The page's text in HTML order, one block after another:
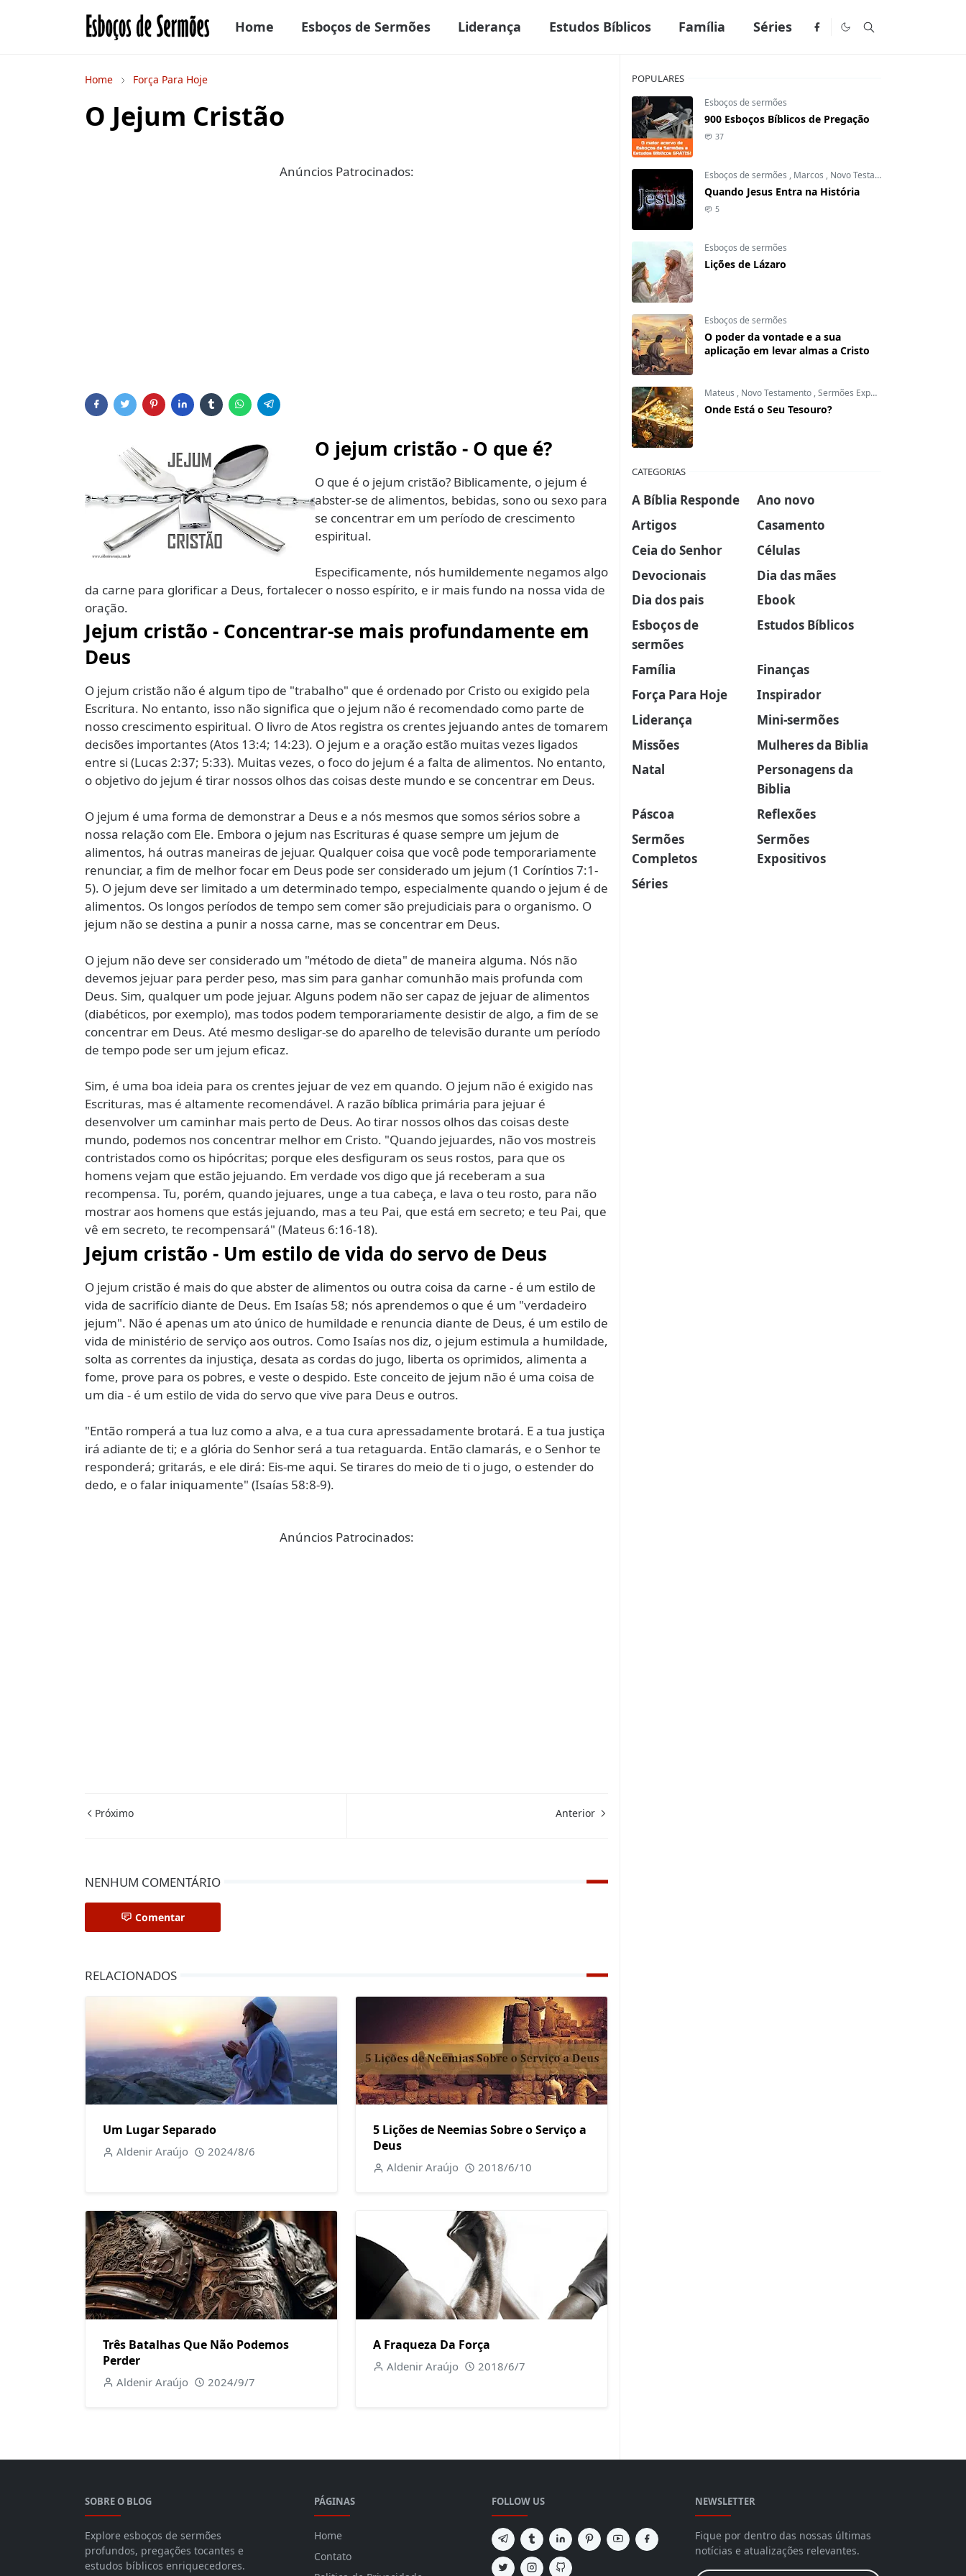
Home Esboços de Sermões Liderança Estudos Bíblicos Família Séries
Home Força Para Hoje
O Jejum Cristão
Anúncios Patrocinados:
O jejum cristão - O que é?
O que é o jejum cristão? Biblicamente, o jejum é
abster-se de alimentos, bebidas, sono ou sexo para
se concentrar em um período de crescimento
espiritual.
Especificamente, nós humildemente negamos algo
da carne para glorificar a Deus, fortalecer o nosso espírito, e ir mais fundo na nossa vida de
oração.
Jejum cristão - Concentrar-se mais profundamente em
Deus
O jejum cristão não é algum tipo de "trabalho" que é ordenado por Cristo ou exigido pela
Escritura. No entanto, isso não significa que o jejum não é recomendado como parte de
nosso crescimento espiritual. O livro de Atos registra os crentes jejuando antes de tomarem
decisões importantes (Atos 13:4; 14:23). O jejum e a oração estão muitas vezes ligados
entre si (Lucas 2:37; 5:33). Muitas vezes, o foco do jejum é a falta de alimentos. No entanto,
o objetivo do jejum é tirar nossos olhos das coisas deste mundo e se concentrar em Deus.
O jejum é uma forma de demonstrar a Deus e a nós mesmos que somos sérios sobre a
nossa relação com Ele. Embora o jejum nas Escrituras é quase sempre um jejum de
alimentos, há outras maneiras de jejuar. Qualquer coisa que você pode temporariamente
renunciar, a fim de melhor focar em Deus pode ser considerado um jejum (1 Coríntios 7:1-
5). O jejum deve ser limitado a um determinado tempo, especialmente quando o jejum é de
alimentos. Os longos períodos de tempo sem comer são prejudiciais para o organismo. O
jejum não se destina a punir a nossa carne, mas se concentrar em Deus.
O jejum não deve ser considerado um "método de dieta" de maneira alguma. Nós não
devemos jejuar para perder peso, mas sim para ganhar comunhão mais profunda com
Deus. Sim, qualquer um pode jejuar. Alguns podem não ser capaz de jejuar de alimentos
(diabéticos, por exemplo), mas todos podem temporariamente desistir de algo, a fim de se
concentrar em Deus. Até mesmo desligar-se do aparelho de televisão durante um período
de tempo pode ser um jejum eficaz.
Sim, é uma boa ideia para os crentes jejuar de vez em quando. O jejum não é exigido nas
Escrituras, mas é altamente recomendável. A razão bíblica primária para jejuar é
desenvolver um caminhar mais perto de Deus. Ao tirar nossos olhos das coisas deste
mundo, podemos nos concentrar melhor em Cristo. "Quando jejuardes, não vos mostreis
contristados como os hipócritas; porque eles desfiguram os seus rostos, para que os
homens vejam que estão jejuando. Em verdade vos digo que já receberam a sua
recompensa. Tu, porém, quando jejuares, unge a tua cabeça, e lava o teu rosto, para não
mostrar aos homens que estás jejuando, mas a teu Pai, que está em secreto; e teu Pai, que
vê em secreto, te recompensará" (Mateus 6:16-18).
Jejum cristão - Um estilo de vida do servo de Deus
O jejum cristão é mais do que abster de alimentos ou outra coisa da carne - é um estilo de
vida de sacrifício diante de Deus. Em Isaías 58; nós aprendemos o que é um "verdadeiro
jejum". Não é apenas um ato único de humildade e renuncia diante de Deus, é um estilo de
vida de ministério de serviço aos outros. Como Isaías nos diz, o jejum estimula a humildade,
solta as correntes da injustiça, desata as cordas do jugo, liberta os oprimidos, alimenta a
fome, prove para os pobres, e veste o despido. Este conceito de jejum não é uma coisa de
um dia - é um estilo de vida do servo que vive para Deus e outros.
"Então romperá a tua luz como a alva, e a tua cura apressadamente brotará. E a tua justiça
irá adiante de ti; e a glória do Senhor será a tua retaguarda. Então clamarás, e o Senhor te
responderá; gritarás, e ele dirá: Eis-me aqui. Se tirares do meio de ti o jugo, o estender do
dedo, e o falar iniquamente" (Isaías 58:8-9).
Anúncios Patrocinados:
Próximo Anterior
NENHUM COMENTÁRIO
Comentar
RELACIONADOS
Um Lugar Separado
Aldenir Araújo 2024/8/6
5 Lições de Neemias Sobre o Serviço a
Deus
Aldenir Araújo 2018/6/10
Três Batalhas Que Não Podemos
Perder
Aldenir Araújo 2024/9/7
A Fraqueza Da Força
Aldenir Araújo 2018/6/7
POPULARES
Esboços de sermões
900 Esboços Bíblicos de Pregação
37
Esboços de sermões , Marcos , Novo Testamento
Quando Jesus Entra na História
5
Esboços de sermões
Lições de Lázaro
Esboços de sermões
O poder da vontade e a sua
aplicação em levar almas a Cristo
Mateus , Novo Testamento ,Sermões Expositivos
Onde Está o Seu Tesouro?
CATEGORIAS
A Bíblia Responde
Ano novo
Artigos
Casamento
Ceia do Senhor
Células
Devocionais
Dia das mães
Dia dos pais
Ebook
Esboços de
sermões
Estudos Bíblicos
Família
Finanças
Força Para Hoje
Inspirador
Liderança
Mini-sermões
Missões
Mulheres da Biblia
Natal
Personagens da
Biblia
Páscoa
Reflexões
Sermões
Completos
Sermões
Expositivos
Séries
SOBRE O BLOG
Explore esboços de sermões
profundos, pregações tocantes e
estudos bíblicos enriquecedores.
PÁGINAS
Home
Contato
FOLLOW US NEWSLETTER
Fique por dentro das nossas últimas
notícias e atualizações relevantes.